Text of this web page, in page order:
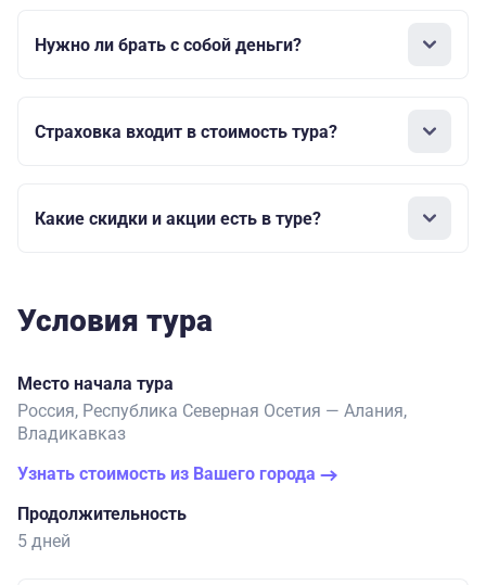
Нужно ли брать с собой деньги?
Страховка входит в стоимость тура?
Какие скидки и акции есть в туре?
Условия тура
Место начала тура
Россия, Республика Северная Осетия — Алания,
Владикавказ
Узнать стоимость из Вашего города
Продолжительность
5 дней